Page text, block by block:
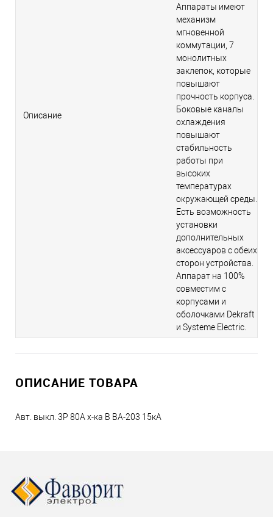
Описание
Аппараты имеют
механизм
мгновенной
коммутации, 7
монолитных
заклепок, которые
повышают
прочность корпуса.
Боковые каналы
охлаждения
повышают
стабильность
работы при
высоких
температурах
окружающей среды.
Есть возможность
установки
дополнительных
аксессуаров с обеих
сторон устройства.
Аппарат на 100%
совместим с
корпусами и
оболочками Dekraft
и Systeme Electric.
ОПИСАНИЕ ТОВАРА
Авт. выкл. 3P 80A х-ка B ВА-203 15кА